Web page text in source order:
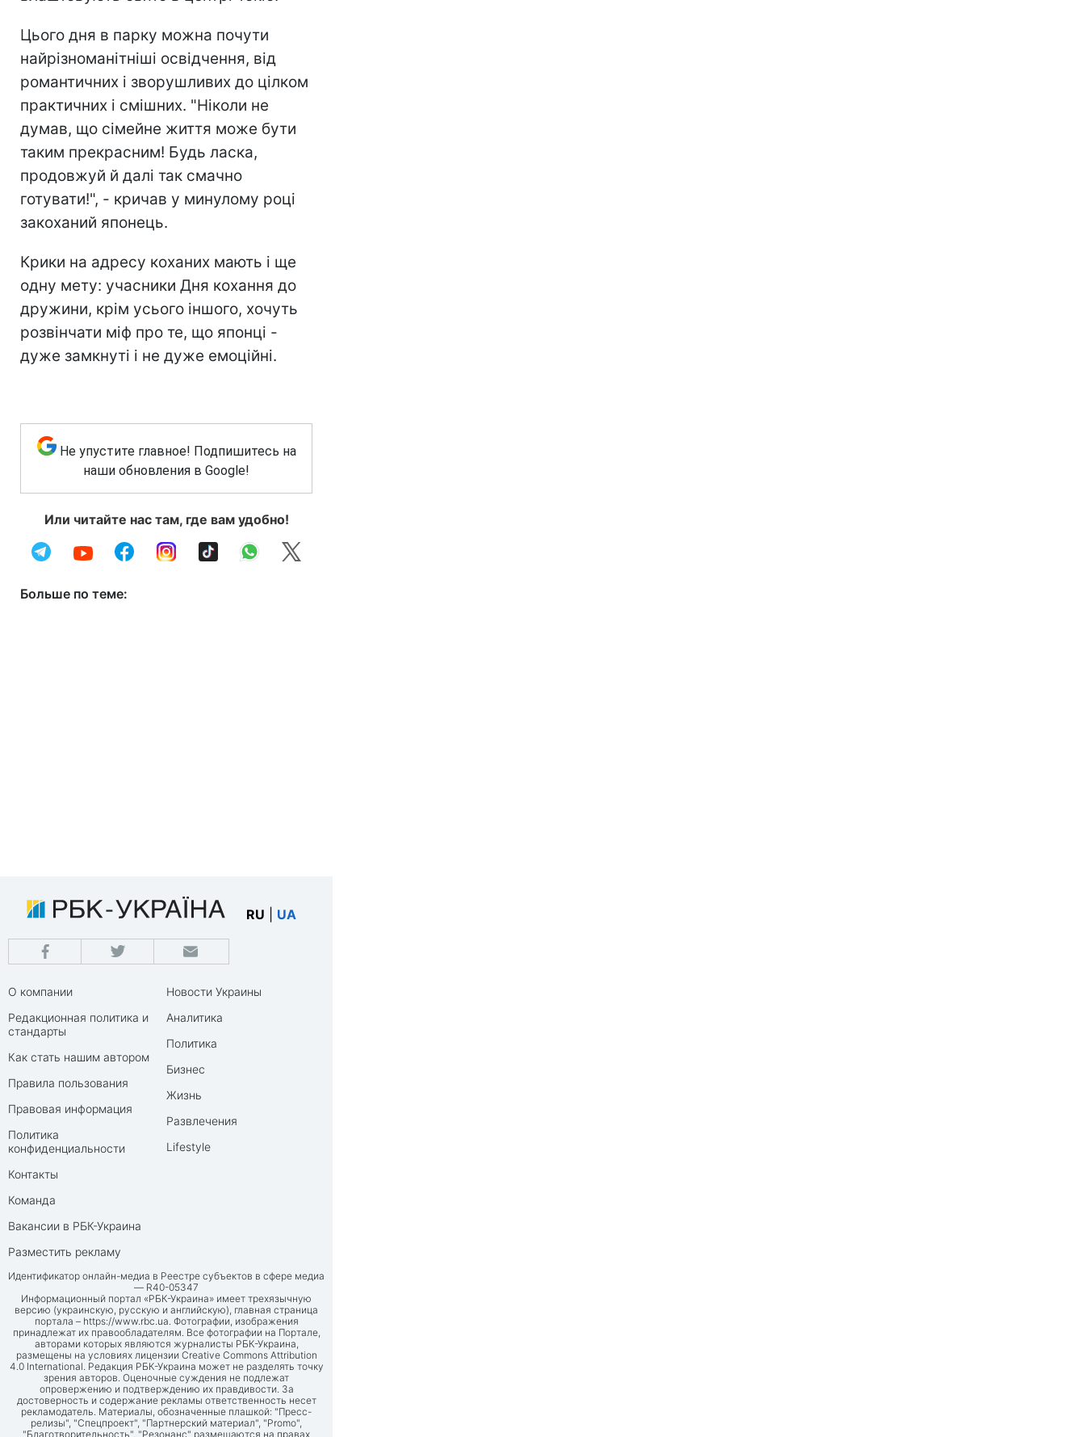
Цього дня в парку можна почути
найрізноманітніші освідчення, від
романтичних і зворушливих до цілком
практичних і смішних. "Ніколи не
думав, що сімейне життя може бути
таким прекрасним! Будь ласка,
продовжуй й далі так смачно
готувати!", - кричав у минулому році
закоханий японець.
Крики на адресу коханих мають і ще
одну мету: учасники Дня кохання до
дружини, крім усього іншого, хочуть
розвінчати міф про те, що японці -
дуже замкнуті і не дуже емоційні.
Не упустите главное! Подпишитесь на
наши обновления в Google!
Или читайте нас там, где вам удобно!
Больше по теме:
RU UA
О компании
Редакционная политика и
стандарты
Как стать нашим автором
Правила пользования
Правовая информация
Политика
конфиденциальности
Контакты
Команда
Вакансии в РБК-Украина
Разместить рекламу
Новости Украины
Аналитика
Политика
Бизнес
Жизнь
Развлечения
Lifestyle
Идентификатор онлайн-медиа в Реестре субъектов в сфере медиа
— R40-05347
Информационный портал «РБК-Украина» имеет трехязычную
версию (украинскую, русскую и английскую), главная страница
портала – https://www.rbc.ua. Фотографии, изображения
принадлежат их правообладателям. Все фотографии на Портале,
авторами которых являются журналисты РБК-Украина,
размещены на условиях лицензии Creative Commons Attribution
4.0 International. Редакция РБК-Украина может не разделять точку
зрения авторов. Оценочные суждения не подлежат
опровержению и подтверждению их правдивости. За
достоверность и содержание рекламы ответственность несет
рекламодатель. Материалы, обозначенные плашкой: "Пресс-
релизы", "Спецпроект", "Партнерский материал", "Promo",
"Благотворительность", "Резонанс" размещаются на правах